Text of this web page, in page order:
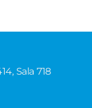
Sala 718